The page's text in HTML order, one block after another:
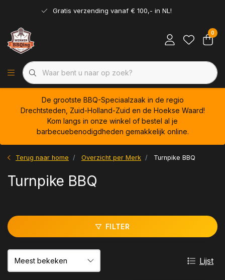
Gratis verzending vanaf € 100,- in NL!
0
De grootste BBQ-Speciaalzaak in de regio
Drechtsteden, Zuid-Holland-Zuid en de Hoekse Waard!
Kom langs in onze winkel of bestel al je
barbecuebenodigdheden gemakkelijk online.
Terug naar home Overzicht per Merk Turnpike BBQ
Turnpike BBQ
FILTER
Lijst